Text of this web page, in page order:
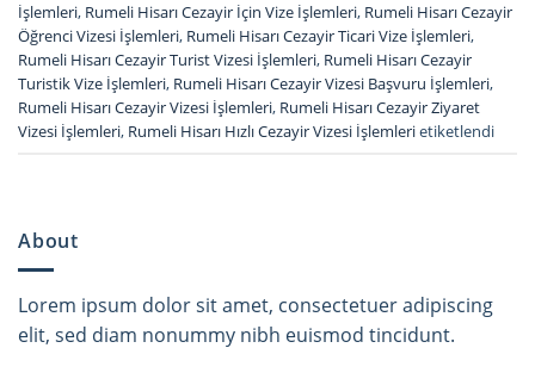
İşlemleri, Rumeli Hisarı Cezayir İçin Vize İşlemleri, Rumeli Hisarı Cezayir
Öğrenci Vizesi İşlemleri, Rumeli Hisarı Cezayir Ticari Vize İşlemleri,
Rumeli Hisarı Cezayir Turist Vizesi İşlemleri, Rumeli Hisarı Cezayir
Turistik Vize İşlemleri, Rumeli Hisarı Cezayir Vizesi Başvuru İşlemleri,
Rumeli Hisarı Cezayir Vizesi İşlemleri, Rumeli Hisarı Cezayir Ziyaret
Vizesi İşlemleri, Rumeli Hisarı Hızlı Cezayir Vizesi İşlemlerietiketlendi
About
Lorem ipsum dolor sit amet, consectetuer adipiscing
elit, sed diam nonummy nibh euismod tincidunt.